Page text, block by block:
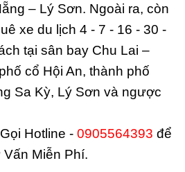
– Lý Sơn. Ngoài ra, còn
xe du lịch 4 - 7 - 16 - 30 -
tại sân bay Chu Lai –
cổ Hội An, thành phố
Sa Kỳ, Lý Sơn và ngược
Hotline - 0905564393 để
Miễn Phí.